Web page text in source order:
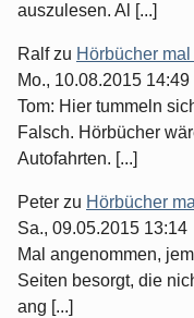
auszulesen. Al [...]
Ralfzu Hörbücher
Mo., 10.08.2015 14:49
Tom: Hier tummeln
Falsch. Hörbücher
Autofahrten. [...]
Peter zu Hörbücher
Sa., 09.05.2015 13:14
Mal angenommen,
Seiten besorgt, die
ang [...]